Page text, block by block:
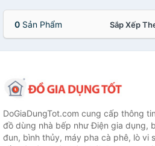
0 Sản Phẩm Sắp Xếp
DoGiaDungTot.com cung cấp thông
đồ dùng nhà bếp như Điện gia dụng,
đun, bình thủy, máy pha cà phê, lò vi